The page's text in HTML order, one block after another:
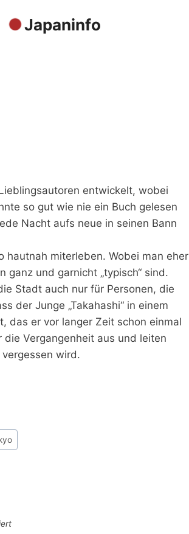
Japaninfo
entwickelt, wobei
so gut wie nie ein Buch gelesen
Nacht aufs neue in seinen Bann
hautnah miterleben. Wobei man eher
ganz und garnicht „typisch“ sind.
Stadt auch nur für Personen, die
der Junge „Takahashi“ in einem
das er vor langer Zeit schon einmal
Vergangenheit aus und leiten
wird.